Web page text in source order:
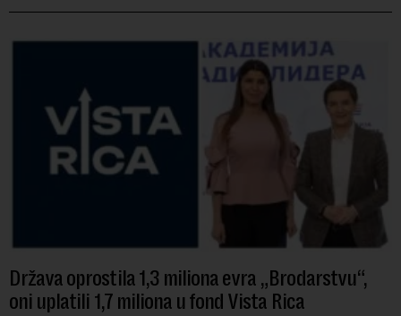
Država oprostila 1,3 miliona evra „Brodarstvu“,
oni uplatili 1,7 miliona u fond Vista Rica